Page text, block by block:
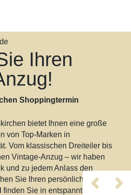
Zurück
Ihren
Shoppingtermin
bietet Ihnen eine große
von Top-Marken in
Vom klassischen Dreiteiler bis
Vintage-Anzug – wir haben
und zu jedem Anlass den
Sie Ihren persönlichen
Sie in entspannter